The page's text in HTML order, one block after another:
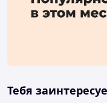
Тебя